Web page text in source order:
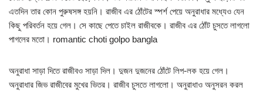
এতদিন তার কোন পুরুষসঙ্গ হয়নি। রাজীব এর ঠোঁটের স্পর্শ পেয়ে অনুরাধার মধ্যেও যেন
কিছু পরিবর্তন হয়ে গেল। সে কাছে পেতে চাইল রাজীবকে। রাজীব এর ঠোঁট চুসতে লাগলো
পাগলের মতো। romantic choti golpo bangla
অনুরাধা সাড়া দিতে রাজীবও সাড়া দিল। দুজন দুজনের ঠোঁটে লিপ-লক হয়ে গেল।
অনুরাধার জিভ রাজীবের মুখের ভিতর। রাজীব চুসতে লাগলো। অনুরাধাও অনুসরন করল